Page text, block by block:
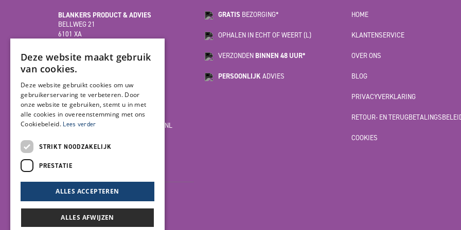
BLANKERS PRODUCT & ADVIES
BELLWEG 21
6101 XA
(HOOFDVESTIGING)
6004 AX
WEERT
INFO@BLANKERSPRODUCT-ADVIES.NL
LET'S GET SOCIAL
GRATIS BEZORGING*
OPHALEN IN ECHT OF WEERT (L)
VERZONDEN BINNEN 48 UUR*
PERSOONLIJKADVIES
HOME
KLANTENSERVICE
OVER ONS
BLOG
PRIVACYVERKLARING
RETOUR- EN
COOKIES
Deze website maakt gebruik
van cookies.
Deze website gebruikt cookies om uw
gebruikerservaring te verbeteren. Door
onze website te gebruiken, stemt u in met
alle cookies in overeenstemming met ons
Cookiebeleid. Lees verder
STRIKT NOODZAKELIJK
PRESTATIE
ALLES ACCEPTEREN
ALLES AFWIJZEN